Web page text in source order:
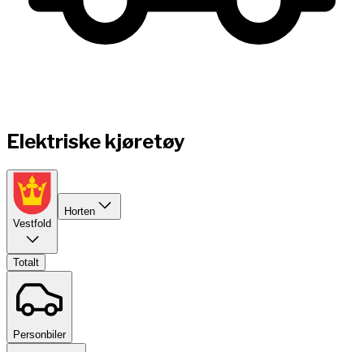
Elektriske kjøretøy
Vestfold
Horten
Totalt
Personbiler